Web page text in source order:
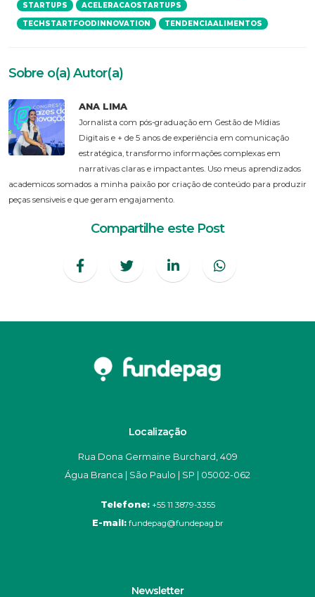
STARTUPS ACELERACAOSTARTUPS
TECHSTARTFOODINNOVATION TENDENCIAALIMENTOS
Sobre o(a) Autor(a)
ANA LIMA
Jornalista com pós-graduação em Gestão de Mídias
Digitais e + de 5 anos de experiência em comunicação
estratégica, transformo informações complexas em
narrativas claras e impactantes. Uso meus aprendizados
academicos somados a minha paixão por criação de conteúdo para produzir
peças sensiveis e que geram engajamento.
Compartilhe este Post
Localização
Rua Dona Germaine Burchard, 409
Água Branca | São Paulo | SP | 05002-062
Telefone:+55 11 3879-3355
E-mail:fundepag@fundepag.br
Newsletter